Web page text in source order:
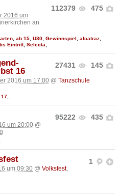
112379 475
2016 um
an
ab 15 Ü30 Gewinnspiel alcatraz
Eintritt, Selecta
27431 145
16
2016 um 17:00 @ Tanzschule
17,
95222 435
um 20:00 @
1
um 09:30 @ Volksfest,